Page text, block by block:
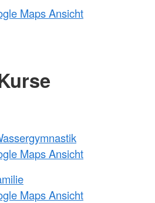
Maps Ansicht
Maps Ansicht
Maps Ansicht